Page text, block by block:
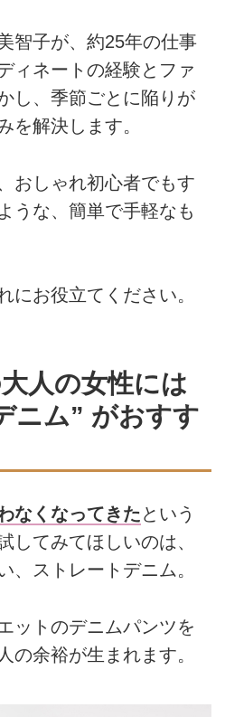
智子が、約25年の仕事
ィネートの経験とファ
し、季節ごとに陥りが
を解決します。
おしゃれ初心者でもす
うな、簡単で手軽なも
にお役立てください。
人の女性には
ニム” がおすす
なくなってきたという
してみてほしいのは、
、ストレートデニム。
ットのデニムパンツを
の余裕が生まれます。